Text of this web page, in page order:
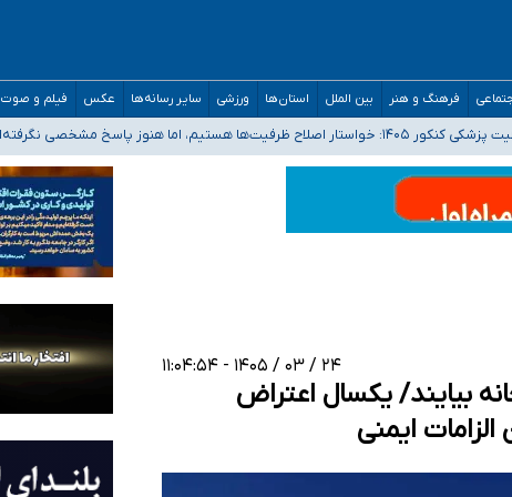
فرهنگ و هنر بین الملل استان‌ها ورزشی سایر رسانه‌ها عکس فیلم و صوت
اما هنوز پاسخ مشخصی نگرفته‌ایم
فرماندهی صحنه عملیات و دکترای تخصصی جغرافیای نظامی دافوس آجا
بیمه
و کرمان بالاتر از آستانه هشدار
۲۴ / ۰۳ / ۱۴۰۵ - ۱۱:۰۴:۵۴
بیایند/ یکسال اعتراض
ایمنی